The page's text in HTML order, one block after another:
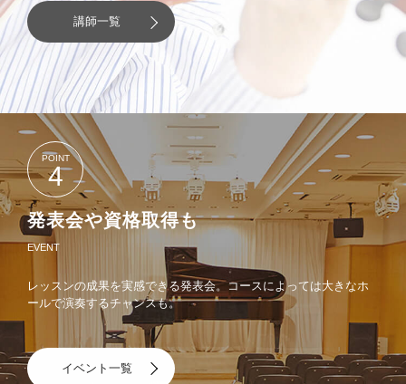
講師一覧
POINT
4
発表会や資格取得も
EVENT
レッスンの成果を実感できる発表会。コースによっては大きなホ
ールで演奏するチャンスも。
イベント一覧